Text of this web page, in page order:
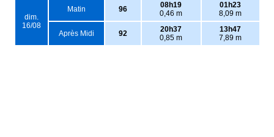
dim.
16/08
Matin 96
08h19
0,46 m
01h23
8,09 m
Après Midi 92
20h37
0,85 m
13h47
7,89 m